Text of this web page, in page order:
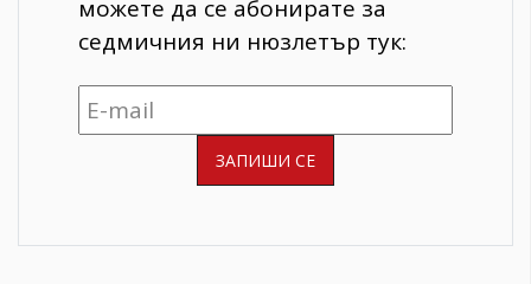
можете да се абонирате за
седмичния ни нюзлетър тук: